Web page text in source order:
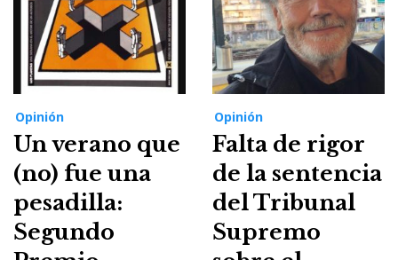
Opinión
Un verano que
(no) fue una
pesadilla:
Segundo
Opinión
Falta de rigor
de la sentencia
del Tribunal
Supremo